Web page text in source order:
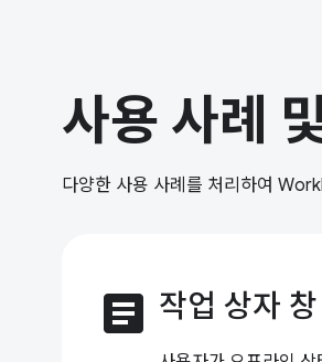
사용 사례
다양한 사용 사례를 처리하여
article 작업 상자